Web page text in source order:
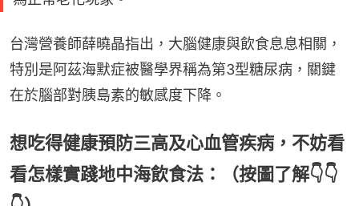
台灣營養師薛曉晶指出，大腦健康與飲食息息相關，
特別是阿茲海默症被醫學界稱為第3型糖尿病，關鍵
在於腦部對胰島素的敏感度下降。
想吃得健康預防三高及心血管疾病，不妨看
看怎樣實踐地中海飲食法：（按圖了解👇👇